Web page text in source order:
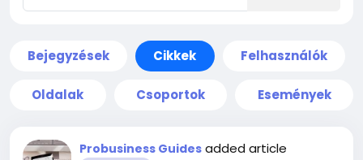
Bejegyzések Cikkek Felhasználók
Oldalak Csoportok Események
Probusiness Guides added article